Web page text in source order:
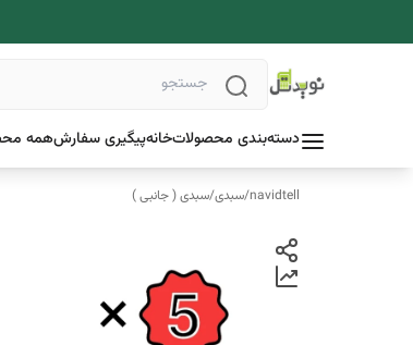
دسته‌بندی محصولاتخانهپیگیری سفارشهمه
navidtell
/سبدی/سبدی ( جانبی )